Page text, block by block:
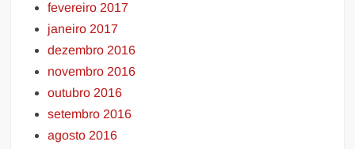
fevereiro 2017
janeiro 2017
dezembro 2016
novembro 2016
outubro 2016
setembro 2016
agosto 2016